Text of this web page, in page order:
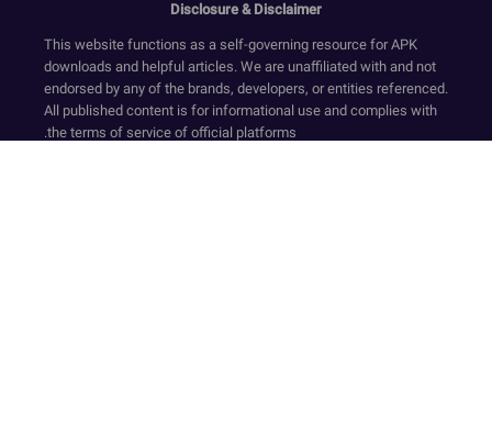
Disclosure & Disclaimer
This website functions as a self-governing resource for APK
downloads and helpful articles. We are unaffiliated with and not
endorsed by any of the brands, developers, or entities referenced.
All published content is for informational use and complies with
the terms of service of official platforms.